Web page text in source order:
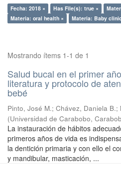
Fecha: 2018 × Has File(s): true ×
Materia: oral health ×
Materia: Baby
Mostrando ítems 1-1 de 1
Salud bucal en el primer
literatura y protocolo de
bebé
Pinto, José M.; Chávez, Daniela B.;
(Universidad de Carabobo,
La instauración de hábitos
primeros años de vida es
la dentición primaria y con ello el
y mandibular, masticación, ...